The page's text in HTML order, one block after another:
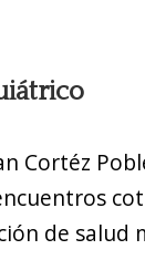
Cortéz
de salud